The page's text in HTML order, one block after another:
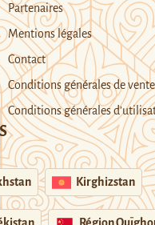
Partenaires
Mentions légales
Contact
Conditions générales de vente
Conditions générales
Kirghizstan